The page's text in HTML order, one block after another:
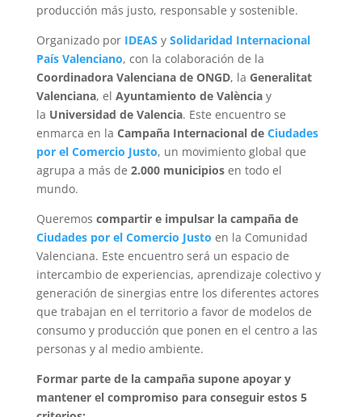
producción más justo, responsable y sostenible.
Organizado por IDEAS y Solidaridad Internacional
País Valenciano, con la colaboración de la
Coordinadora Valenciana de ONGD, la Generalitat
Valenciana, el Ayuntamiento de Valènciay
la Universidad de Valencia. Este encuentro se
enmarca en la Campaña Internacional de Ciudades
por el Comercio Justo, un movimiento global que
agrupa a más de 2.000 municipiosen todo el
mundo.
Queremos compartir e impulsar la campaña de
Ciudades por el Comercio Justo en la Comunidad
Valenciana. Este encuentro será un espacio de
intercambio de experiencias, aprendizaje colectivo y
generación de sinergias entre los diferentes actores
que trabajan en el territorio a favor de modelos de
consumo y producción que ponen en el centro a las
personas y al medio ambiente.
Formar parte de la campaña supone apoyar y
mantener el compromiso para conseguir estos 5